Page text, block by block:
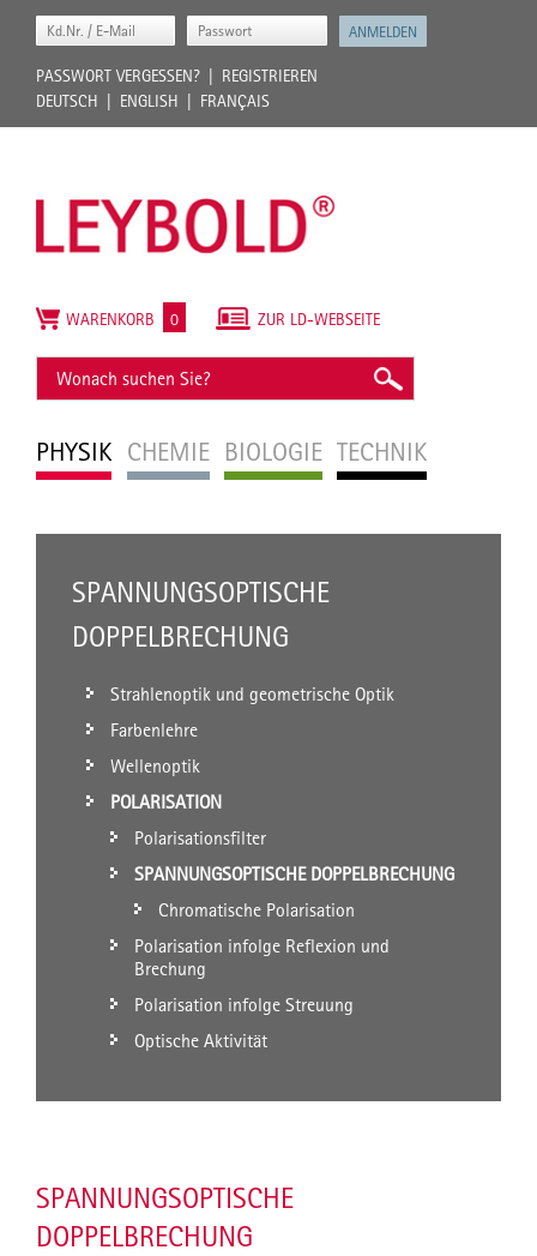
PASSWORT VERGESSEN?
REGISTRIEREN
DEUTSCH
ENGLISH FRANÇAIS
PHYSIK CHEMIE BIOLOGIE TECHNIK
ZUR LD-WEBSEITE
WARENKORB 0
SPANNUNGSOPTISCHE
DOPPELBRECHUNG
Strahlenoptik und geometrische Optik
Farbenlehre
Wellenoptik
POLARISATION
Polarisationsfilter
SPANNUNGSOPTISCHE DOPPELBRECHUNG
Chromatische Polarisation
Polarisation infolge Reflexion und
Brechung
Polarisation infolge Streuung
Optische Aktivität
SPANNUNGSOPTISCHE
DOPPELBRECHUNG